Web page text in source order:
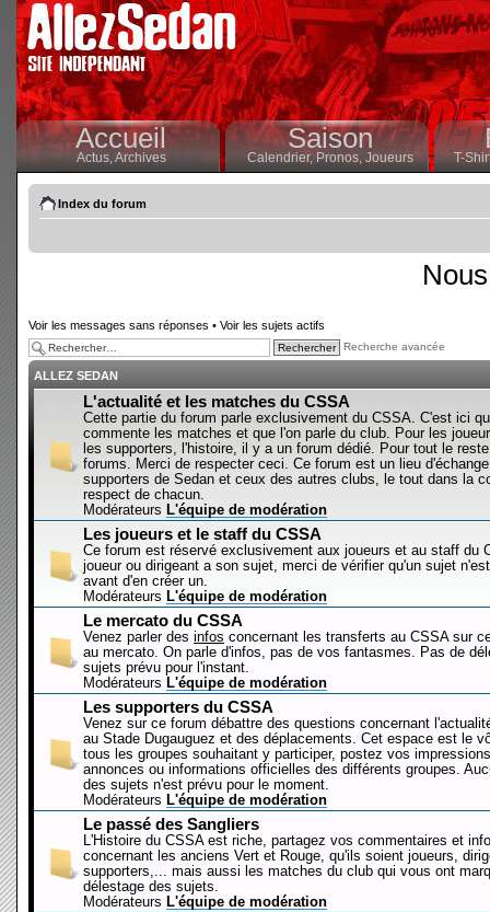
Accueil
Actus,Archives
Saison
Calendrier,Pronos, Joueurs T-
Index du forum
Voir les messages sans réponses • Voir les sujets actifs
Recherche avancée
ALLEZ SEDAN
L'actualité et les matches du CSSA
Cette partie du forum parle exclusivement du CSSA. C'est ici
commente les matches et que l'on parle du club. Pour les
les supporters, l'histoire, il y a un forum dédié. Pour tout le
forums. Merci de respecter ceci. Ce forum est un lieu
supporters de Sedan et ceux des autres clubs, le tout dans la
respect de chacun.
Modérateurs L'équipe de modération
Les joueurs et le staff du CSSA
Ce forum est réservé exclusivement aux joueurs et au staff du
joueur ou dirigeant a son sujet, merci de vérifier qu'un sujet
avant d'en créer un.
Modérateurs L'équipe de modération
Le mercato du CSSA
Venez parler des infos concernant les transferts au CSSA sur
au mercato. On parle d'infos, pas de vos fantasmes. Pas de
sujets prévu pour l'instant.
Modérateurs L'équipe de modération
Les supporters du CSSA
Venez sur ce forum débattre des questions concernant
au Stade Dugauguez et des déplacements. Cet espace est le
tous les groupes souhaitant y participer, postez vos
annonces ou informations officielles des différents groupes.
des sujets n'est prévu pour le moment.
Modérateurs L'équipe de modération
Le passé des Sangliers
L'Histoire du CSSA est riche, partagez vos commentaires et
concernant les anciens Vert et Rouge, qu'ils soient joueurs,
supporters,... mais aussi les matches du club qui vous ont
délestage des sujets.
Modérateurs L'équipe de modération